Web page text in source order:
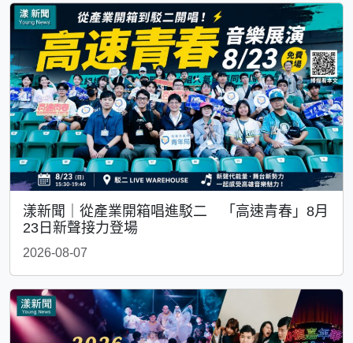
漾新聞｜從產業開箱唱進駁二 「高速青春」8月
23日新聲接力登場
2026-08-07